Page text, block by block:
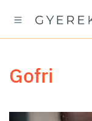
gofri